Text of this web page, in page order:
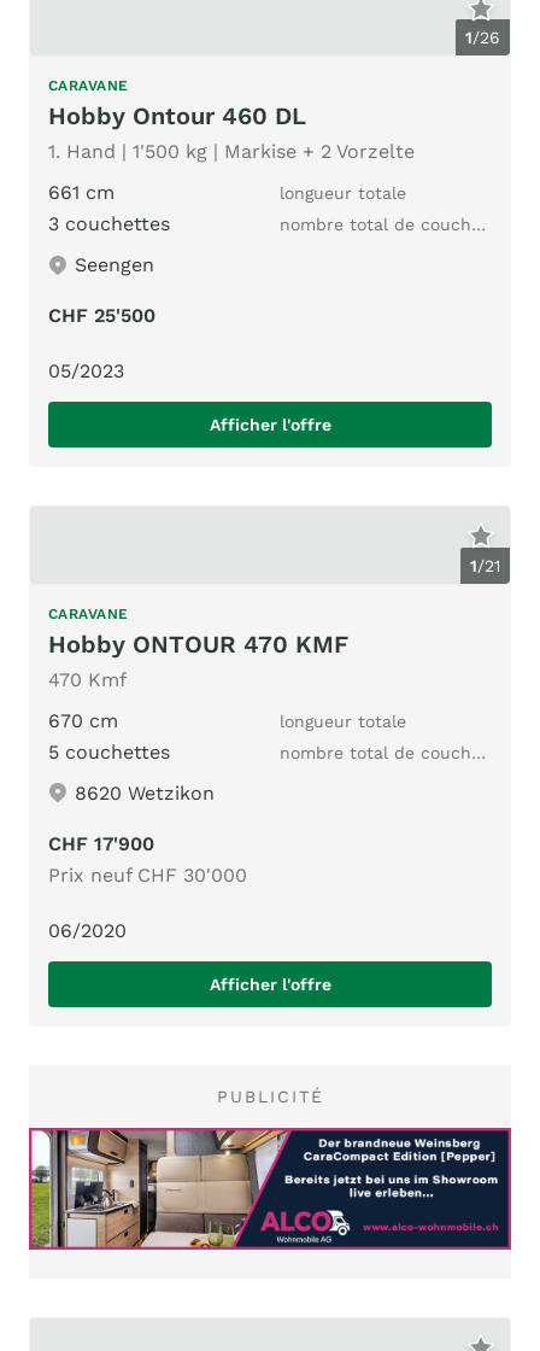
1/26
CARAVANE
Hobby Ontour 460 DL
1. Hand | 1'500 kg | Markise + 2 Vorzelte
661 cm
longueur totale
3 couchettes nombre total de couchages
Seengen
CHF 25'500
05/2023
Afficher l'offre
1/21
CARAVANE
Hobby ONTOUR 470 KMF
470 Kmf
670 cm
longueur totale
5 couchettes nombre total de couchages
8620 Wetzikon
CHF 17'900
Prix neuf CHF 30'000
06/2020
Afficher l'offre
PUBLICITÉ